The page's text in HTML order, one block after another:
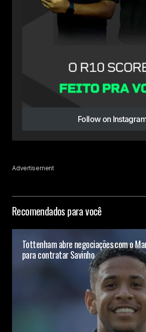
Follow on
Advertisement
Recomendados para você
Tottenham abre negociações com o
para contratar Savinho